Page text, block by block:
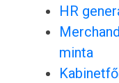
HR
minta